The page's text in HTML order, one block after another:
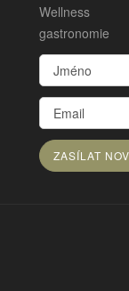
Wellness
gastronomie